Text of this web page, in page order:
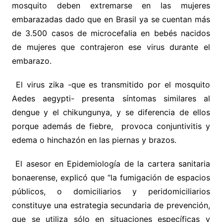
mosquito deben extremarse en las mujeres
embarazadas dado que en Brasil ya se cuentan más
de 3.500 casos de microcefalia en bebés nacidos
de mujeres que contrajeron ese virus durante el
embarazo.
El virus zika -que es transmitido por el mosquito
Aedes aegypti- presenta síntomas similares al
dengue y el chikungunya, y se diferencia de ellos
porque además de fiebre, provoca conjuntivitis y
edema o hinchazón en las piernas y brazos.
El asesor en Epidemiología de la cartera sanitaria
bonaerense, explicó que “la fumigación de espacios
públicos, o domiciliarios y peridomiciliarios
constituye una estrategia secundaria de prevención,
que se utiliza sólo en situaciones específicas y